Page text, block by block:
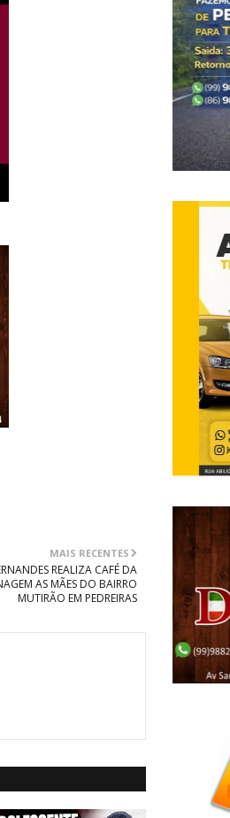
MAIS RECENTES
REALIZA CAFÉ DA
AS MÃES DO BAIRRO
MUTIRÃO EM PEDREIRAS